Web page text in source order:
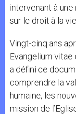
intervenant à
sur le droit à la
Vingt-cinq ans
Evangelium vitae
a défini ce
comprendre la
humaine, les
mission de